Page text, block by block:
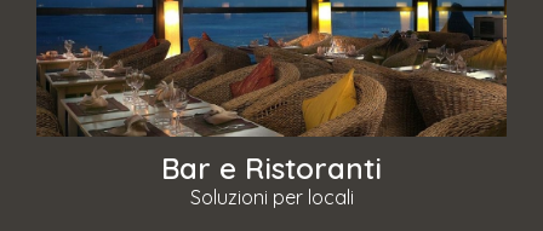
Bar e Ristoranti
Soluzioni per locali